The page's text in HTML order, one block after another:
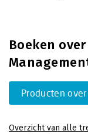
Boeken
Producten
Overzicht van alle